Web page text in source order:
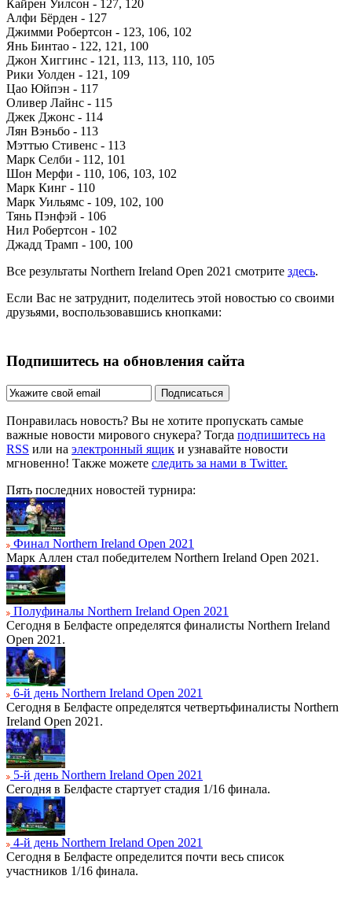
Кайрен Уилсон - 127, 120
Алфи Бёрден - 127
Джимми Робертсон - 123, 106, 102
Янь Бинтао - 122, 121, 100
Джон Хиггинс - 121, 113, 113, 110, 105
Рики Уолден - 121, 109
Цао Юйпэн - 117
Оливер Лайнс - 115
Джек Джонс - 114
Лян Вэньбо - 113
Мэттью Стивенс - 113
Марк Селби - 112, 101
Шон Мерфи - 110, 106, 103, 102
Марк Кинг - 110
Марк Уильямс - 109, 102, 100
Тянь Пэнфэй - 106
Нил Робертсон - 102
Джадд Трамп - 100, 100
Все результаты Northern Ireland Open 2021 смотрите здесь.
Если Вас не затруднит, поделитесь этой новостью со своими
друзьями, воспользовавшись кнопками:
Подпишитесь на обновления сайта
Подписаться
Понравилась новость? Вы не хотите пропускать самые
важные новости мирового снукера? Тогда подпишитесь на
RSS или на электронный ящик и узнавайте новости
мгновенно! Также можете следить за нами в Twitter.
Пять последних новостей турнира:
Финал Northern Ireland Open 2021
Марк Аллен стал победителем Northern Ireland Open 2021.
Полуфиналы Northern Ireland Open 2021
Сегодня в Белфасте определятся финалисты Northern Ireland
Open 2021.
6-й день Northern Ireland Open 2021
Сегодня в Белфасте определятся четвертьфиналисты Northern
Ireland Open 2021.
5-й день Northern Ireland Open 2021
Сегодня в Белфасте стартует стадия 1/16 финала.
4-й день Northern Ireland Open 2021
Сегодня в Белфасте определится почти весь список
участников 1/16 финала.